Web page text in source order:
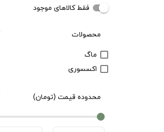
فقط کالاهای موجود
محصولات
ماگ
اکسسوری
محدوده قیمت (تومان)